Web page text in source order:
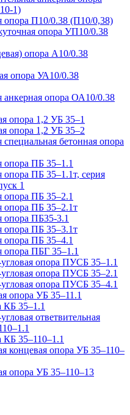
1)
опора П10/0.38 (П10/0,38)
опора УП10/0.38
опора А10/0.38
опора УА10/0.38
анкерная опора ОА10/0.38
опора 1,2 УБ 35–1
опора 1,2 УБ 35–2
бетонная опора
ПБ 35–1.1
ПБ 35–1.1т, серия
1
ПБ 35–2.1
опора ПБ 35–2.1т
опора ПБ35-3.1
опора ПБ 35–3.1т
ПБ 35–4.1
опора ПБГ 35–1.1
опора ПУСБ 35–1.1
опора ПУСБ 35–2.1
опора ПУСБ 35–4.1
опора УБ 35–11.1
КБ 35–1.1
ответвительная
КБ 35–110–1.1
концевая опора УБ 35–110–
опора УБ 35–110–13